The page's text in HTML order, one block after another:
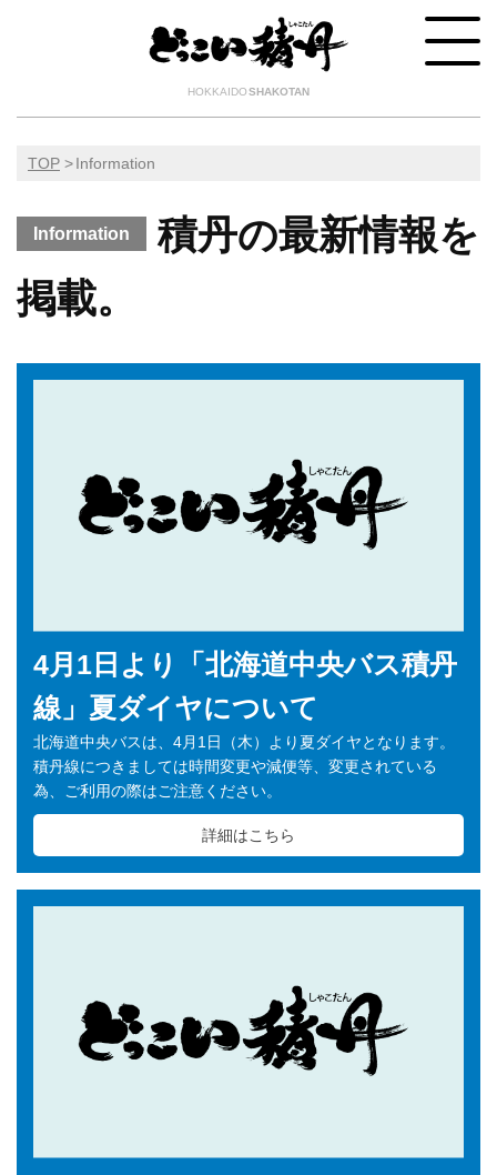
HOKKAIDOSHAKOTAN
TOP Information
Information
積丹の最新情報を
掲載。
4月1日より「北海道中央バス積丹
線」夏ダイヤについて
北海道中央バスは、4月1日（木）より夏ダイヤとなります。
積丹線につきましては時間変更や減便等、変更されている
為、ご利用の際はご注意ください。
詳細はこちら